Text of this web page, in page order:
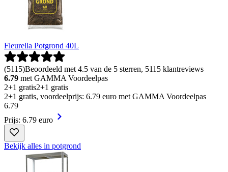
Fleurella Potgrond 40L
(5115)Beoordeeld met 4.5 van de 5 sterren, 5115 klantreviews
6.79 met GAMMA Voordeelpas
2+1 gratis2+1 gratis
2+1 gratis, voordeelprijs: 6.79 euro met GAMMA Voordeelpas
6.79
Prijs: 6.79 euro
Bekijk alles in potgrond